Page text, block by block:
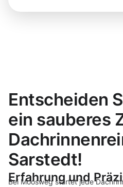
Entscheiden
ein sauberes
Sarstedt!
Erfahrung und
Bei Moosweg startet jede